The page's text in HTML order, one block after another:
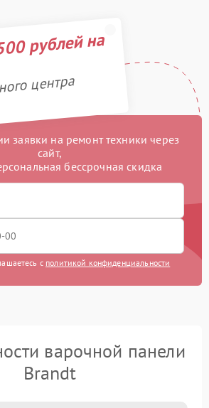
рублей на
центра
заявки на ремонт техники через
сайт,
бессрочная скидка
с политикой конфиденциальности
варочной панели
Brandt